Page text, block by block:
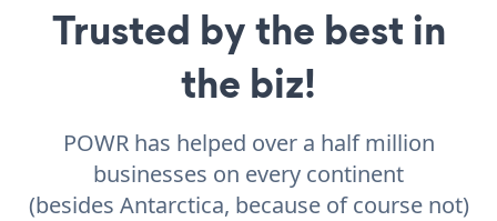
Trusted by the best in
the biz!
POWR has helped over a half million
businesses on every continent
(besides Antarctica, because of course not)